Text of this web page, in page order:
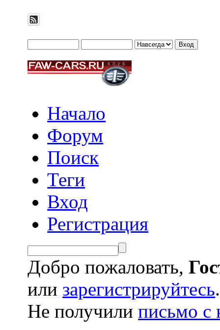
Начало
Форум
Поиск
Теги
Вход
Регистрация
Добро пожаловать,
или зарегистрируйтесь.
Не получилиписьмо с